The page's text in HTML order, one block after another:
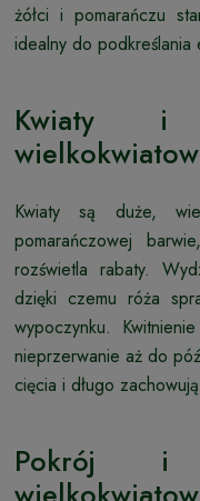
żółci i pomarańczu
idealny do podkreślania
Kwiaty i
Kwiaty są duże,
pomarańczowej
rozświetla rabaty.
dzięki czemu róża
wypoczynku.
nieprzerwanie aż do
cięcia i długo
Pokrój i